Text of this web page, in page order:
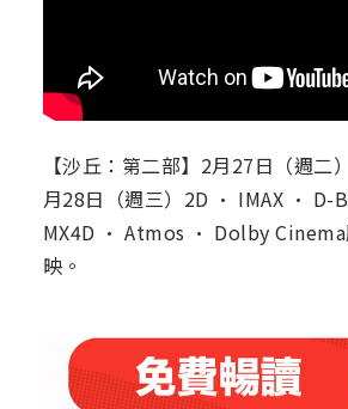
【沙丘：第二部】2月27日（週二
月28日（週三）2D · IMAX · D-
MX4D · Atmos · Dolby Cinema
映。